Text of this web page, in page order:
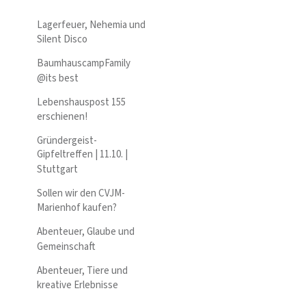
Lagerfeuer, Nehemia und
Silent Disco
BaumhauscampFamily
@its best
Lebenshauspost 155
erschienen!
Gründergeist-
Gipfeltreffen | 11.10. |
Stuttgart
Sollen wir den CVJM-
Marienhof kaufen?
Abenteuer, Glaube und
Gemeinschaft
Abenteuer, Tiere und
kreative Erlebnisse